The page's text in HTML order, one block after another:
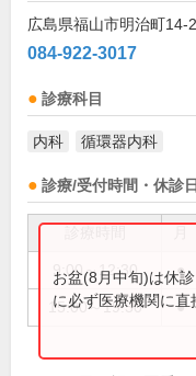
広島県福山市明治町14-
084-922-3017
診療科目
内科 循環器内科
診療/受付時間・休診日
9:00～12:30 ●
15:00～19:30 ●
お盆(8月中旬)は休
に必ず医療機関に直